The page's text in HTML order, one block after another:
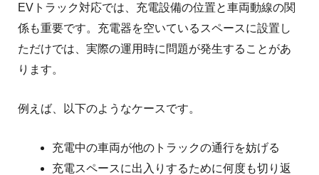
EVトラック対応では、充電設備の位置と車両動線の関
係も重要です。 充電器を空いているスペースに設置し
ただけでは、実際の運用時に問題が発生することがあ
ります。
例えば、以下のようなケースです。
充電中の車両が他のトラックの通行を妨げる
充電スペースに出入りするために何度も切り返